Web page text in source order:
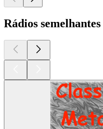
Rádios semelhantes